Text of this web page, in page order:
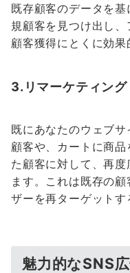
既存顧客のデータを
規顧客を見つけ出し
顧客獲得にとくに効果
3.リマーケティング
既にあなたのウェブ
顧客や、カートに商
た顧客に対して、再
ます。これは既存の
ザーを再ターゲットす
魅力的なSNS